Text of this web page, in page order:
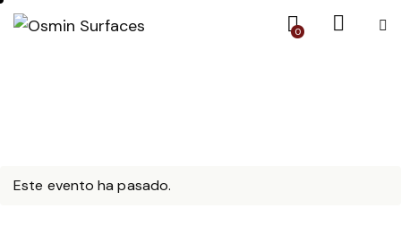
0
Este evento ha pasado.